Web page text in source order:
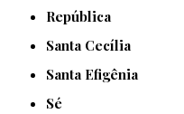
República
Santa Cecília
Santa Efigênia
Sé